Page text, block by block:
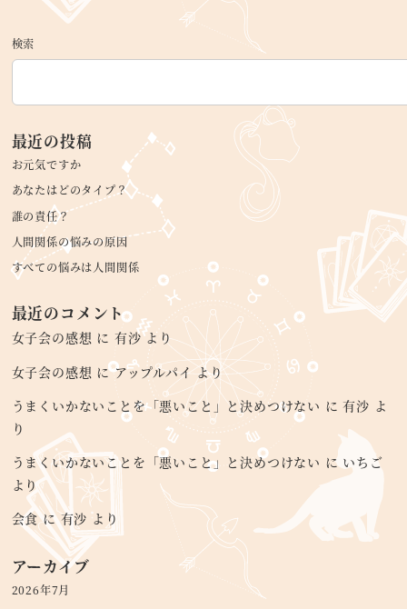
検索
最近の投稿
お元気ですか
あなたはどのタイプ？
誰の責任？
人間関係の悩みの原因
すべての悩みは人間関係
最近のコメント
女子会の感想 に 有沙より
女子会の感想 にアップルパイより
うまくいかないことを「悪いこと」と決めつけない に有沙 よ
り
うまくいかないことを「悪いこと」と決めつけない に いちご
より
会食に有沙 より
アーカイブ
2026年7月